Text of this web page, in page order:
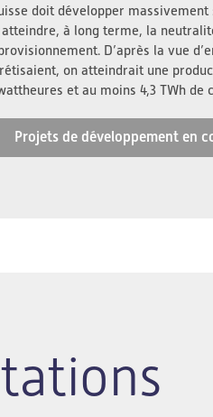
doit développer
à long terme, la
D’après la vue
on atteindrait une
et au moins 4,3 TWh
Projets de développement en